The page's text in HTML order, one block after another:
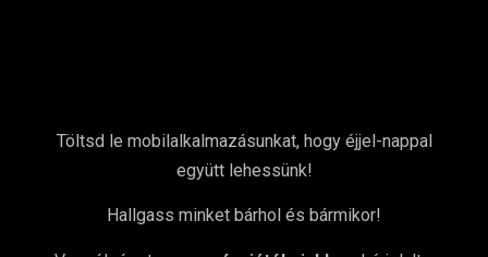
Töltsd le mobilalkalmazásunkat, hogy éjjel-nappal
együtt lehessünk!
Hallgass minket bárhol és bármikor!